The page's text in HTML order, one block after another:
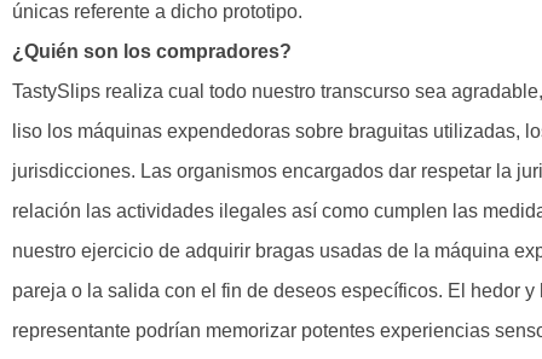
únicas referente a dicho prototipo.
¿Quién son los compradores?
TastySlips realiza cual todo nuestro transcurso sea
liso los máquinas expendedoras sobre braguitas utilizadas,
jurisdicciones. Las organismos encargados dar respetar la
relación las actividades ilegales así­ como cumplen las
nuestro ejercicio de adquirir bragas usadas de la máquina
pareja o la salida con el fin de deseos específicos. El hedor
representante podrían memorizar potentes experiencias